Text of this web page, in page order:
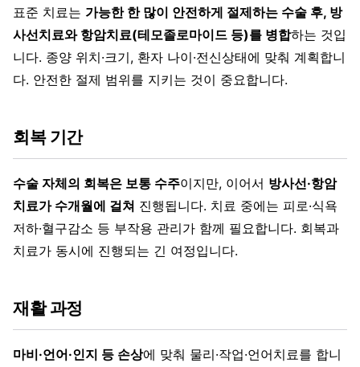
표준 치료는 가능한 한 많이 안전하게 절제하는 수술 후, 방
사선치료와 항암치료(테모졸로마이드 등)를 병합하는 것입
니다. 종양 위치·크기, 환자 나이·전신상태에 맞춰 계획합니
다. 안전한 절제 범위를 지키는 것이 중요합니다.
회복 기간
수술 자체의 회복은 보통 수주이지만, 이어서 방사선·항암
치료가 수개월에 걸쳐 진행됩니다. 치료 중에는 피로·식욕
저하·혈구감소 등 부작용 관리가 함께 필요합니다. 회복과
치료가 동시에 진행되는 긴 여정입니다.
재활 과정
마비·언어·인지 등 손상에 맞춰 물리·작업·언어치료를 합니